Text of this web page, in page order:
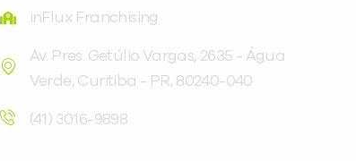
inFlux Franchising
Av. Pres. Getúlio Vargas, 2635 - Água
Verde, Curitiba - PR, 80240-040
(41) 3016-9898
Você é aluno inFlux?
Sim